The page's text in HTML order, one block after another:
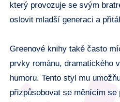
který provozuje se svým
oslovit mladší generaci a
Greenové knihy také často
prvky románu, dramatického
humoru. Tento styl mu
přizpůsobovat se měnícím se